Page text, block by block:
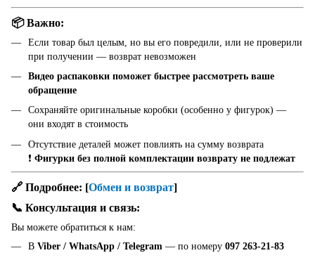
📦 Важно:
Если товар был целым, но вы его повредили, или не проверили
при получении — возврат невозможен
Видео распаковки поможет быстрее рассмотреть ваше
обращение
Сохраняйте оригинальные коробки (особенно у фигурок) —
они входят в стоимость
Отсутствие деталей может повлиять на сумму возврата
❗ Фигурки без полной комплектации возврату не подлежат
🔗 Подробнее: [Обмен и возврат]
📞 Консультация и связь:
Вы можете обратиться к нам:
В Viber / WhatsApp / Telegram — по номеру 097 263-21-83